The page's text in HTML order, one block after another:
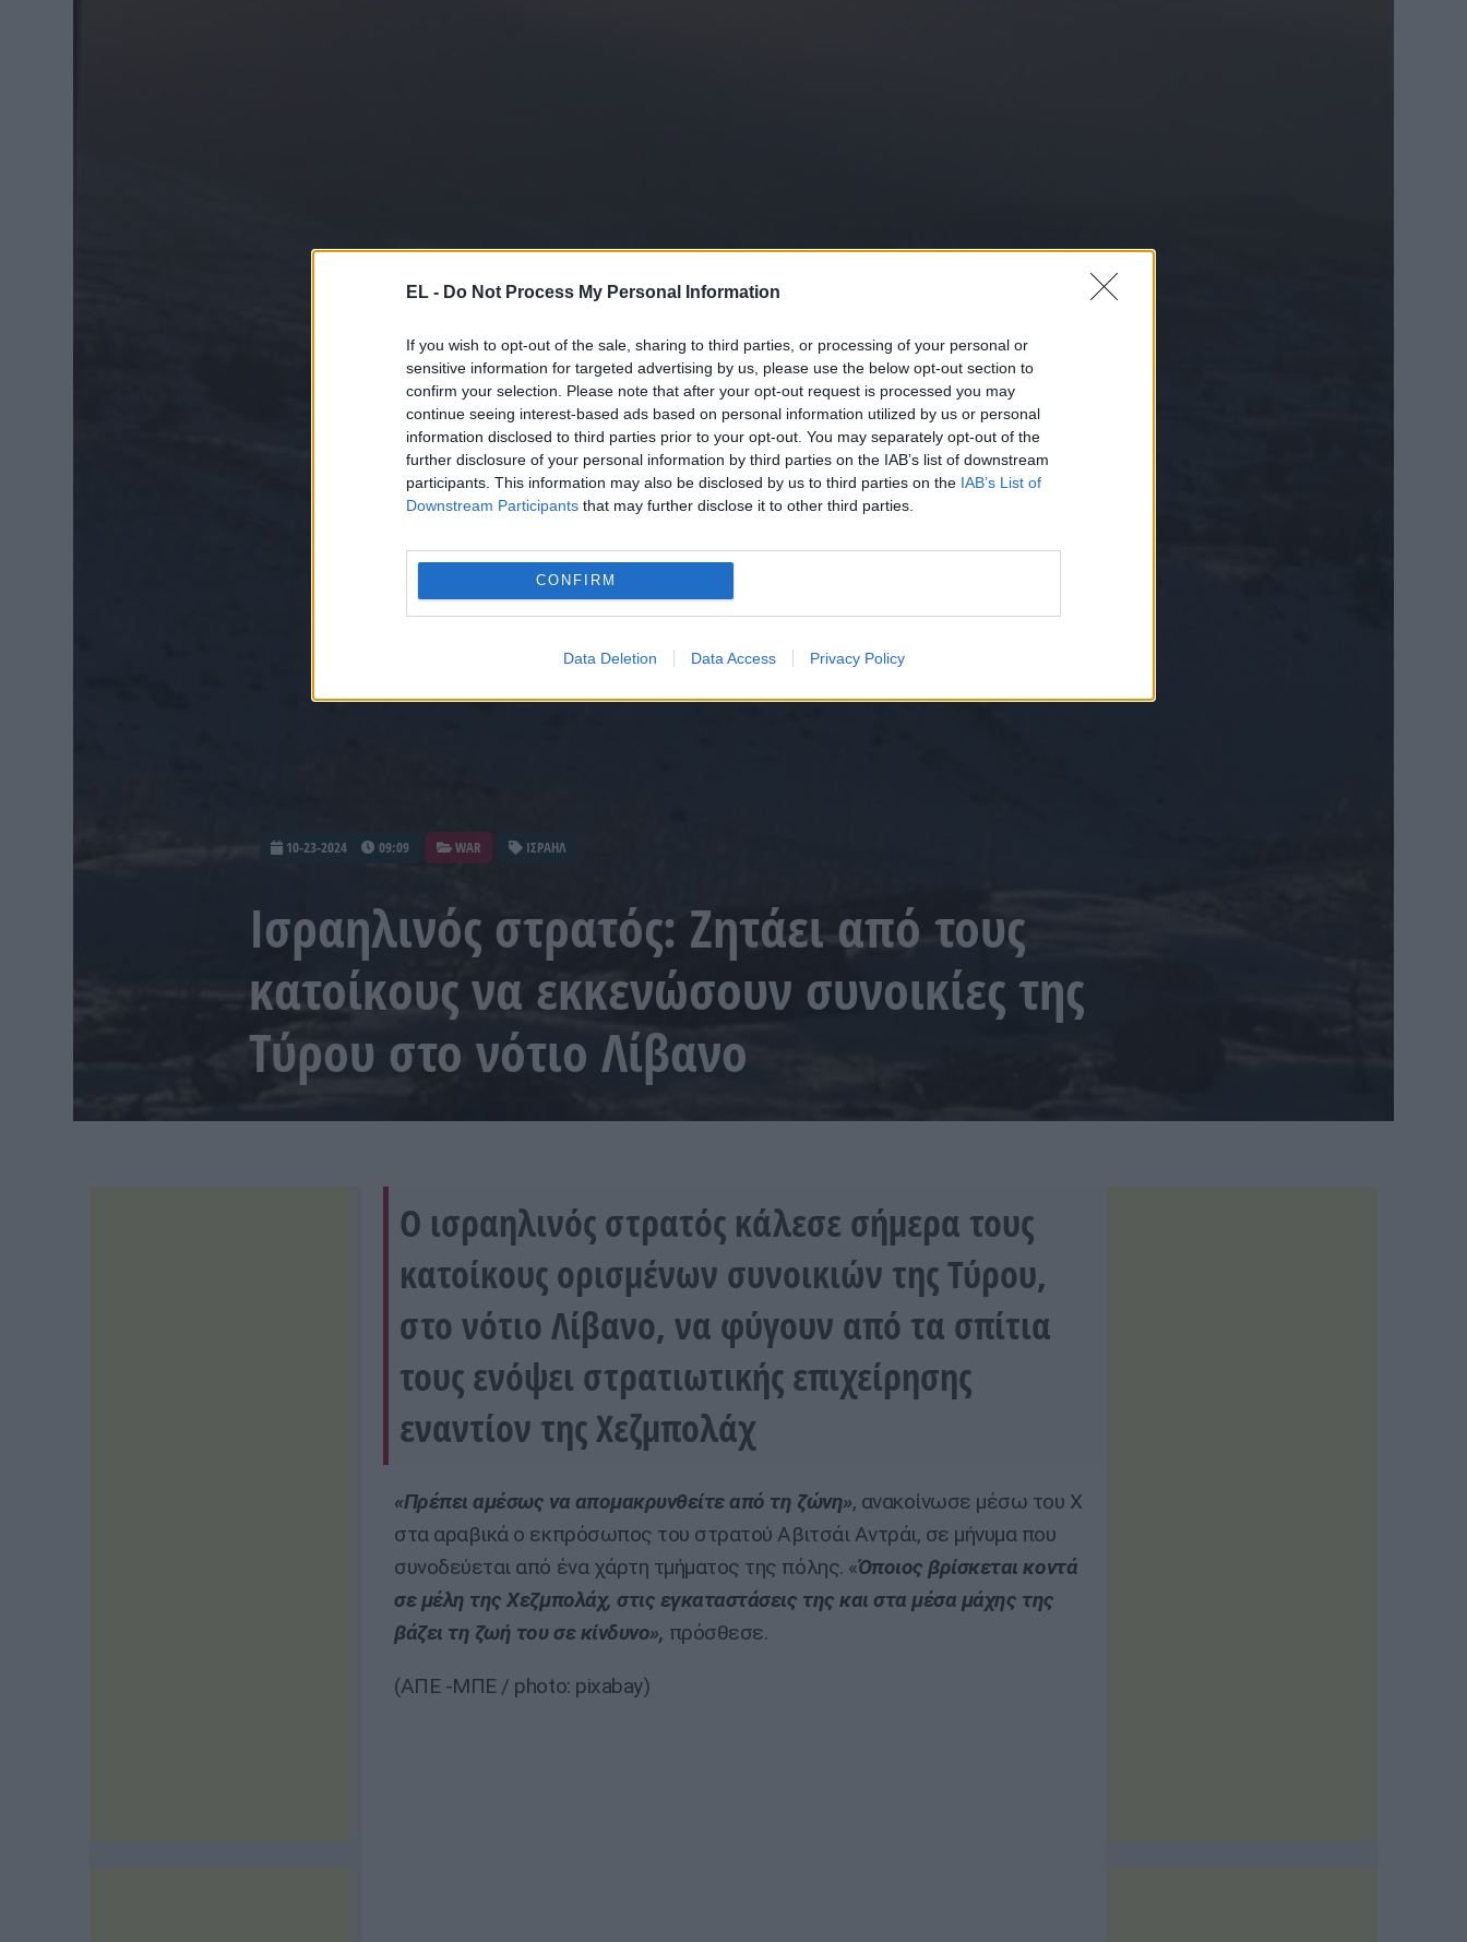
EL - Do Not Process My Personal Information
If you wish to opt-out of the sale, sharing to third parties, or processing of your personal or
sensitive information for targeted advertising by us, please use the below opt-out section to
confirm your selection. Please note that after your opt-out request is processed you may
continue seeing interest-based ads based on personal information utilized by us or personal
information disclosed to third parties prior to your opt-out. You may separately opt-out of the
further disclosure of your personal information by third parties on the IAB’s list of downstream
participants. This information may also be disclosed by us to third parties on the IAB’s List of
Downstream Participants that may further disclose it to other third parties.
CONFIRM
Data Deletion Data Access Privacy Policy
10-23-2024 09:09 WAR ΙΣΡΑΗΛ
Ισραηλινός στρατός: Ζητάει από τους
κατοίκους να εκκενώσουν συνοικίες της
Τύρου στο νότιο Λίβανο
Ο ισραηλινός στρατός κάλεσε σήμερα τους
κατοίκους ορισμένων συνοικιών της Τύρου,
στο νότιο Λίβανο, να φύγουν από τα σπίτια
τους ενόψει στρατιωτικής επιχείρησης
εναντίον της Χεζμπολάχ
«Πρέπει αμέσως να απομακρυνθείτε από τη ζώνη», ανακοίνωσε μέσω του X
στα αραβικά ο εκπρόσωπος του στρατού Αβιτσάι Αντράι, σε μήνυμα που
συνοδεύεται από ένα χάρτη τμήματος της πόλης. «Όποιος βρίσκεται κοντά
σε μέλη της Χεζμπολάχ, στις εγκαταστάσεις της και στα μέσα μάχης της
βάζει τη ζωή του σε κίνδυνο», πρόσθεσε.
(ΑΠΕ -ΜΠΕ / photo: pixabay)